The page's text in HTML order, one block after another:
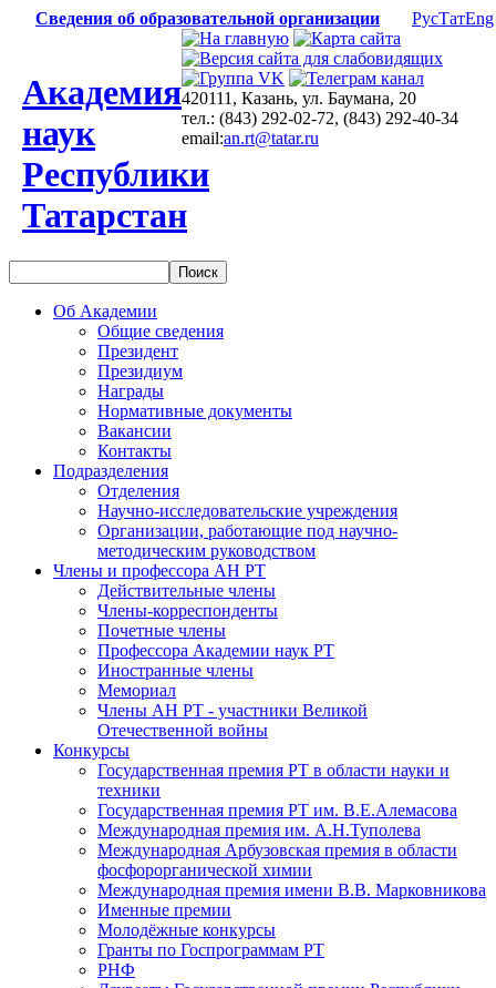
Сведения об образовательной организации РусТатEng
Академия
наук
Республики
Татарстан
420111, Казань, ул. Баумана, 20
тел.: (843) 292-02-72, (843) 292-40-34
email:an.rt@tatar.ru
Об Академии
Общие сведения
Президент
Президиум
Награды
Нормативные документы
Вакансии
Контакты
Подразделения
Отделения
Научно-исследовательские учреждения
Организации, работающие под научно-
методическим руководством
Члены и профессора АН РТ
Действительные члены
Члены-корреспонденты
Почетные члены
Профессора Академии наук РТ
Иностранные члены
Мемориал
Члены АН РТ - участники Великой
Отечественной войны
Конкурсы
Государственная премия РТ в области науки и
техники
Государственная премия РТ им. В.Е.Алемасова
Международная премия им. А.Н.Туполева
Международная Арбузовская премия в области
фосфорорганической химии
Международная премия имени В.В. Марковникова
Именные премии
Молодёжные конкурсы
Гранты по Госпрограммам РТ
РНФ